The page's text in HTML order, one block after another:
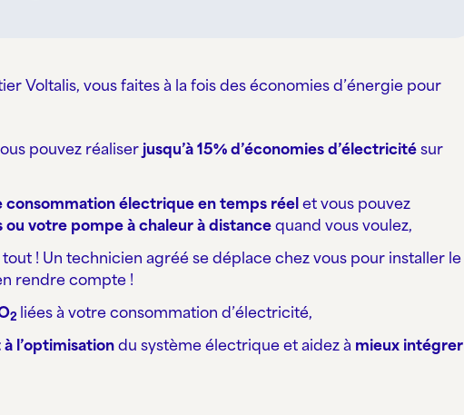
Voltalis, vous faites à la fois des économies d’énergie pour
pouvez réaliser jusqu’à 15% d’économies d’électricité sur
consommation électrique en temps réel et vous pouvez
ou votre pompe à chaleur à distance quand vous voulez,
! Un technicien agréé se déplace chez vous pour installer le
rendre compte !
2 liées à votre consommation d’électricité,
l’optimisationdu système électrique et aidez à mieux intégrer